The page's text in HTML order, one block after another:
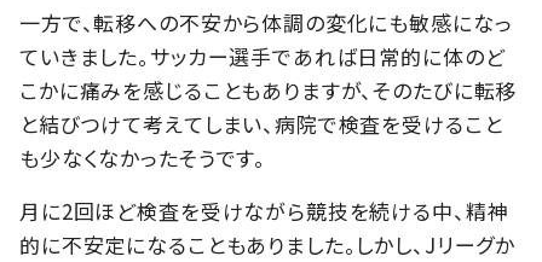
一方で、転移への不安から体調の変化にも敏感になっ
ていきました。サッカー選手であれば日常的に体のど
こかに痛みを感じることもありますが、そのたびに転移
と結びつけて考えてしまい、病院で検査を受けること
も少なくなかったそうです。
月に2回ほど検査を受けながら競技を続ける中、精神
的に不安定になることもありました。しかし、Jリーグか